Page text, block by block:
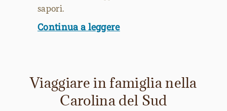
sapori.
Continua a leggere
Viaggiare in famiglia nella
Carolina del Sud